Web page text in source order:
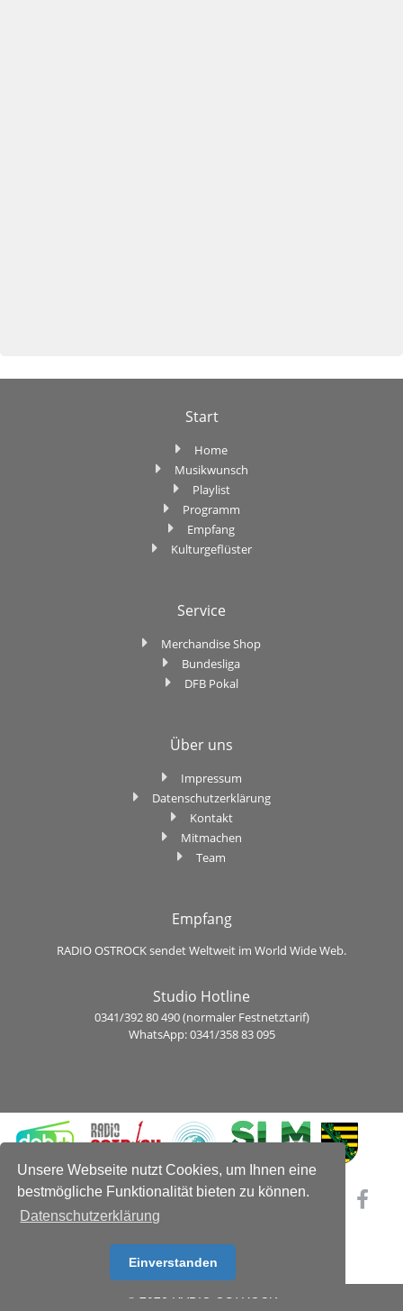
Unsere Webseite nutzt Cookies, um Ihnen eine
bestmögliche Funktionalität bieten zu können.
Datenschutzerklärung
Einverstanden
Start
Home
Musikwunsch
Playlist
Programm
Empfang
Kulturgeflüster
Service
Merchandise Shop
Bundesliga
DFB Pokal
Über uns
Impressum
Datenschutzerklärung
Kontakt
Mitmachen
Team
Empfang
RADIO OSTROCK sendet Weltweit im World Wide Web.
Studio Hotline
0341/392 80 490 (normaler Festnetztarif)
WhatsApp: 0341/358 83 095